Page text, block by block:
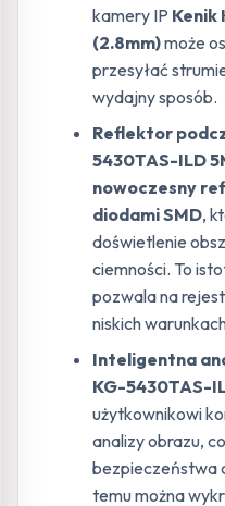
kamery IP Kenik
(2.8mm)może
przesyłać
wydajny sposób.
Reflektor
5430TAS-ILD
nowoczesny
diodami SMD,
doświetlenie
ciemności. To
pozwala na
niskich
Inteligentna
KG-5430TAS-
użytkownikowi
analizy obrazu,
bezpieczeństwa
temu można